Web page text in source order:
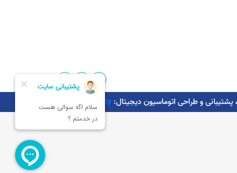
Kaman.agency